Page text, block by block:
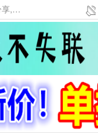
本网站提供资源工具下载，大老表资源工具，大表哥资源网软件工具，大老表资源下载，活动线报福利资源分享,活动线报，大型网游经典游戏，网络热门技术游戏辅助交流与分享。